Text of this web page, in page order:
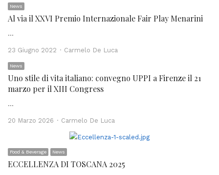
News
Al via il XXVI Premio Internazionale Fair Play Menarini
…
23 Giugno 2022 Author
Carmelo De Luca
News
Uno stile di vita italiano: convegno UPPI a Firenze il 21
marzo per il XIII Congress
…
20 Marzo 2026 Author
Carmelo De Luca
Food & Beverage News
ECCELLENZA DI TOSCANA 2025